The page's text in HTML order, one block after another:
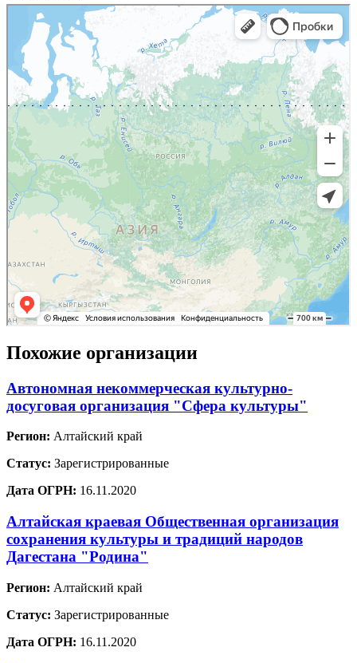
Похожие организации
Автономная некоммерческая культурно-
досуговая организация "Сфера культуры"
Регион: Алтайский край
Статус: Зарегистрированные
Дата ОГРН: 16.11.2020
Алтайская краевая Общественная организация
сохранения культуры и традиций народов
Дагестана "Родина"
Регион: Алтайский край
Статус: Зарегистрированные
Дата ОГРН: 16.11.2020